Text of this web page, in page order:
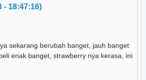
- 18:47:16)
sekarang berubah banget, jauh banget
enak banget, strawberry nya kerasa, ini